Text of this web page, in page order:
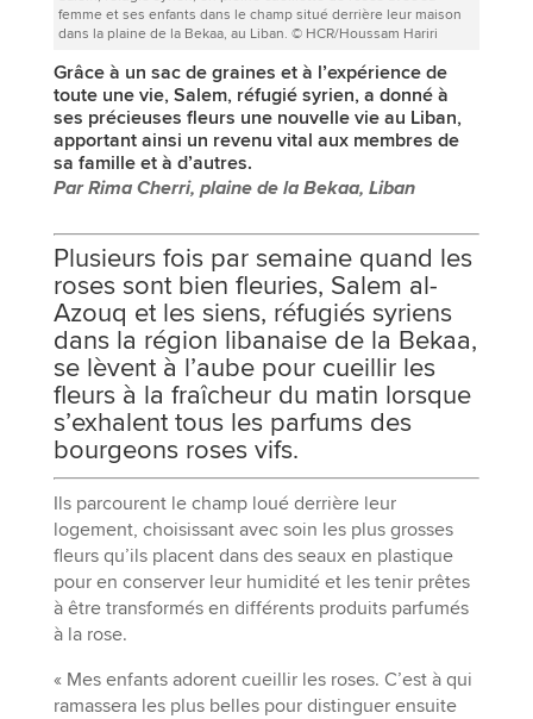
femme et ses enfants dans le champ situé derrière leur maison
dans la plaine de la Bekaa, au Liban. © HCR/Houssam Hariri
Grâce à un sac de graines et à l’expérience de
toute une vie, Salem, réfugié syrien, a donné à
ses précieuses fleurs une nouvelle vie au Liban,
apportant ainsi un revenu vital aux membres de
sa famille et à d’autres.
Par Rima Cherri, plaine de la Bekaa, Liban
Plusieurs fois par semaine quand les
roses sont bien fleuries, Salem al-
Azouq et les siens, réfugiés syriens
dans la région libanaise de la Bekaa,
se lèvent à l’aube pour cueillir les
fleurs à la fraîcheur du matin lorsque
s’exhalent tous les parfums des
bourgeons roses vifs.
Ils parcourent le champ loué derrière leur
logement, choisissant avec soin les plus grosses
fleurs qu’ils placent dans des seaux en plastique
pour en conserver leur humidité et les tenir prêtes
à être transformés en différents produits parfumés
à la rose.
« Mes enfants adorent cueillir les roses. C’est à qui
ramassera les plus belles pour distinguer ensuite